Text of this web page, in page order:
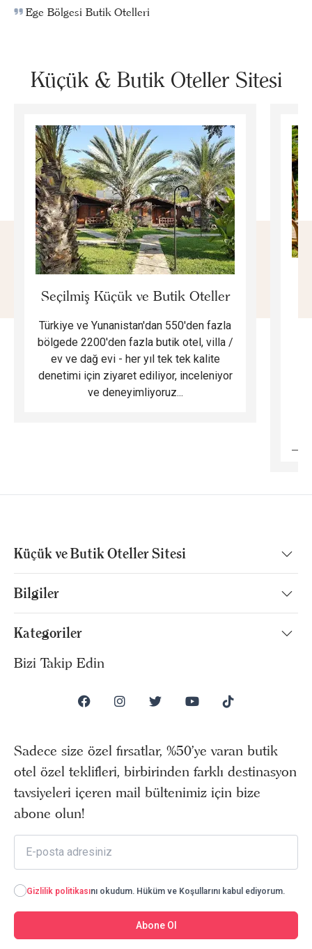
Ege Bölgesi Butik Otelleri
Küçük & Butik Oteller Sitesi
Seçilmiş Küçük ve Butik Oteller
Türkiye ve Yunanistan'dan 550'den fazla
bölgede 2200'den fazla butik otel, villa /
ev ve dağ evi - her yıl tek tek kalite
denetimi için ziyaret ediliyor, inceleniyor
ve deneyimliyoruz...
Küçük ve Butik Oteller Sitesi
Bilgiler
Kategoriler
Bizi Takip Edin
Sadece size özel fırsatlar, %50’ye varan butik
otel özel teklifleri, birbirinden farklı destinasyon
tavsiyeleri içeren mail bültenimiz için bize
abone olun!
Gizlilik politikasını okudum. Hüküm ve Koşullarını kabul ediyorum.
Abone Ol